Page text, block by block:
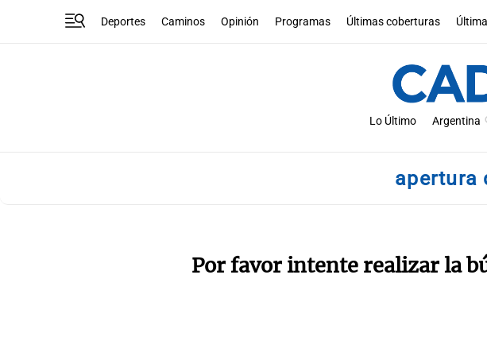
Deportes Caminos Opinión Programas Últimas coberturas
Lo Último Argentina
apertura
Por favor intente realizar la